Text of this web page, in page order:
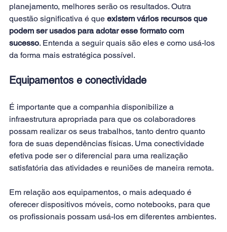
planejamento, melhores serão os resultados. Outra
questão significativa é que existem vários recursos que
podem ser usados para adotar esse formato com
sucesso. Entenda a seguir quais são eles e como usá-los
da forma mais estratégica possível.
Equipamentos e conectividade
É importante que a companhia disponibilize a
infraestrutura apropriada para que os colaboradores
possam realizar os seus trabalhos, tanto dentro quanto
fora de suas dependências físicas. Uma conectividade
efetiva pode ser o diferencial para uma realização
satisfatória das atividades e reuniões de maneira remota.
Em relação aos equipamentos, o mais adequado é
oferecer dispositivos móveis, como notebooks, para que
os profissionais possam usá-los em diferentes ambientes.